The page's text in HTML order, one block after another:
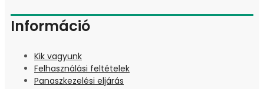
Információ
Kik vagyunk
Felhasználási feltételek
Panaszkezelési eljárás